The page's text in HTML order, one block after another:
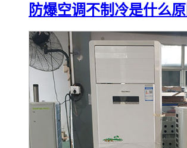
防爆空调不制冷是什么原